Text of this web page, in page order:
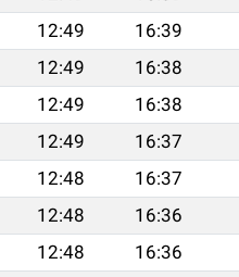
12:49 16:39
12:49 16:38
12:49 16:38
12:49 16:37
12:48 16:37
12:48 16:36
12:48 16:36